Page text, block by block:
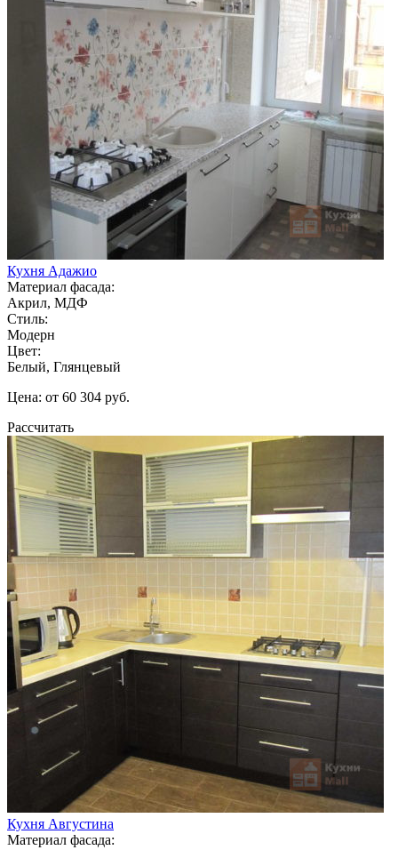
Кухня Адажио
Материал фасада:
Акрил, МДФ
Стиль:
Модерн
Цвет:
Белый, Глянцевый
Цена: от 60 304 руб.
Рассчитать
Кухня Августина
Материал фасада: